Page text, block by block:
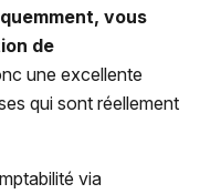
vous
de
une excellente
qui sont réellement
via